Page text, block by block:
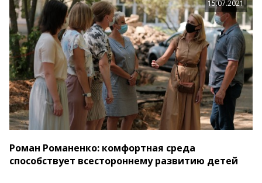
15.07.2021
Роман Романенко: комфортная среда
способствует всестороннему развитию детей